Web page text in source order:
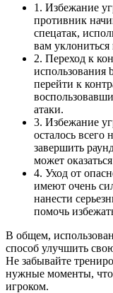
1. Избежание
противник
спецатак,
вам
2. Переход к
использования
перейти к
атаки.
3. Избежание
осталось всего
завершить
может
4. Уход от
имеют очень
нанести
помочь
В общем,
способ улучшить
Не забывайте
нужные моменты,
игроком.